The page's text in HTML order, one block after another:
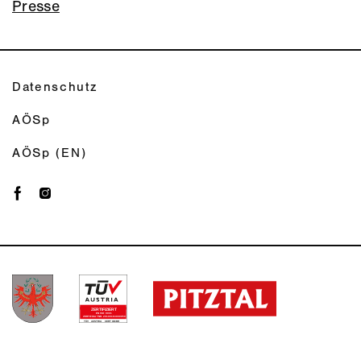
Presse
Datenschutz
AÖSp
AÖSp (EN)
ZERTIFIZIERT
TÜV AUSTRIA CERT GMBH
ZERTIFIKA TNR. 20100163000950
EN ISO 9001